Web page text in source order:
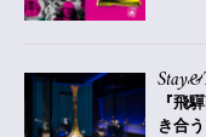
『飛
き合